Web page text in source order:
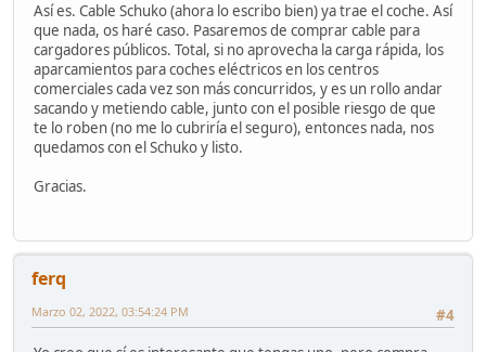
Así es. Cable Schuko (ahora lo escribo bien) ya trae el coche. Así
que nada, os haré caso. Pasaremos de comprar cable para
cargadores públicos. Total, si no aprovecha la carga rápida, los
aparcamientos para coches eléctricos en los centros
comerciales cada vez son más concurridos, y es un rollo andar
sacando y metiendo cable, junto con el posible riesgo de que
te lo roben (no me lo cubriría el seguro), entonces nada, nos
quedamos con el Schuko y listo.
Gracias.
ferq
#4
Marzo 02, 2022, 03:54:24 PM